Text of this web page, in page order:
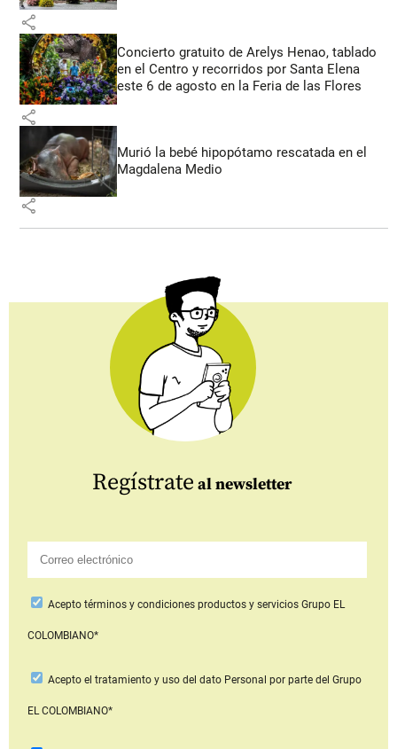
share
Concierto gratuito de Arelys Henao, tablado
en el Centro y recorridos por Santa Elena
este 6 de agosto en la Feria de las Flores
share
Murió la bebé hipopótamo rescatada en el
Magdalena Medio
share
Regístrate al newsletter
Aceptotérminos y condiciones productos y serviciosGrupo EL
COLOMBIANO*
Acepto el tratamiento y uso del dato Personal por parte del Grupo
EL COLOMBIANO*